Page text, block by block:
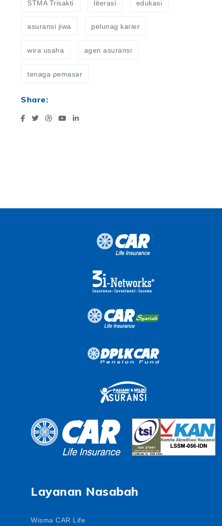
STMA Trisakti literasi edukasi
asuransi jiwa pelunag karier
wira usaha agen asuransi
tenaga pemasar
Share:
Layanan Nasabah
Wisma CAR Life